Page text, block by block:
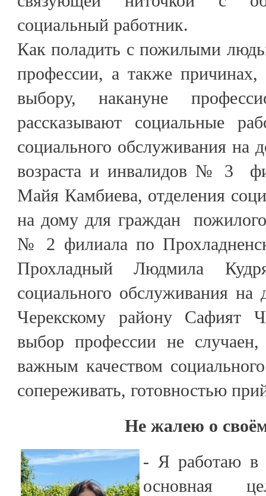
социальный работник.
Как поладить с пожилыми
профессии, а также
выбору, накануне
рассказывают социальные
социального обслуживания на
возраста и инвалидов № 3
Майя Камбиева, отделения
на дому для граждан
№ 2 филиала по
Прохладный Людмила
социального обслуживания
Черекскому району Сафият
выбор профессии не
важным качеством
сопереживать, готовностью
Не жалею о
- Я работаю в
основная